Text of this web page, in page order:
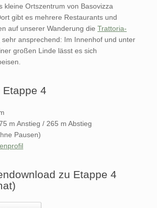
kleine Ortszentrum von Basovizza
gibt es mehrere Restaurants und
auf unserer Wanderung die Trattoria-
sehr ansprechend: Im Innenhof und unter
großen Linde lässt es sich
4
m Anstieg / 265 m Abstieg
Pausen)
zu Etappe 4